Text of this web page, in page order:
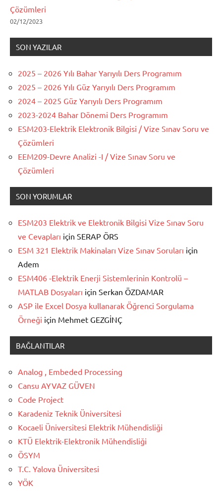
Çözümleri
02/12/2023
SON YAZILAR
2025 – 2026 Yılı Bahar Yarıyılı Ders Programım
2025 – 2026 Yılı Güz Yarıyılı Ders Programım
2024 – 2025 Güz Yarıyılı Ders Programım
2023-2024 Bahar Dönemi Ders Programım
ESM203-Elektrik Elektronik Bilgisi / Vize Sınav Soru ve
Çözümleri
EEM209-Devre Analizi -I / Vize Sınav Soru ve
Çözümleri
SON YORUMLAR
ESM203 Elektrik ve Elektronik Bilgisi Vize Sınav Soru
ve Cevapları için SERAP ÖRS
ESM 321 Elektrik Makinaları Vize Sınav Soruları için
Adem
ESM406 -Elektrik Enerji Sistemlerinin Kontrolü –
MATLAB Dosyaları için Serkan ÖZDAMAR
ASP ile Excel Dosya kullanarak Öğrenci Sorgulama
Örneği için Mehmet GEZGİNÇ
BAĞLANTILAR
Analog , Embeded Processing
Cansu AYVAZ GÜVEN
Code Project
Karadeniz Teknik Üniversitesi
Kocaeli Üniversitesi Elektrik Mühendisliği
KTÜ Elektrik-Elektronik Mühendisliği
ÖSYM
T.C. Yalova Üniversitesi
YÖK